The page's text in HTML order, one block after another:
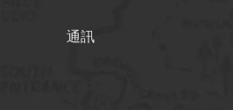
通訊